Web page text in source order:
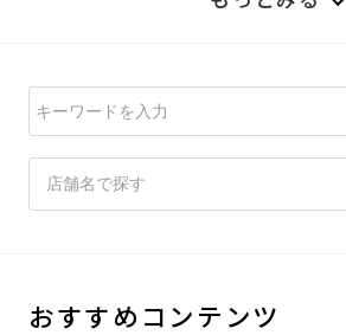
おすすめコンテンツ